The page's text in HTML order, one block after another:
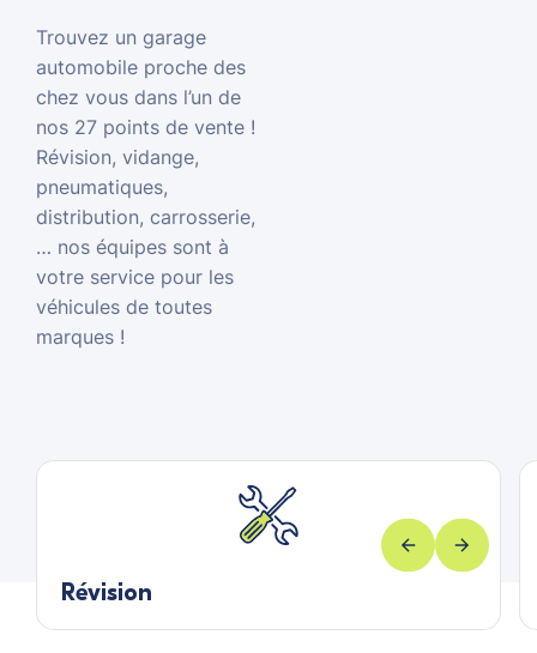
Trouvez un garage
automobile proche des
chez vous dans l’un de
nos 27 points de vente !
Révision, vidange,
pneumatiques,
distribution, carrosserie,
… nos équipes sont à
votre service pour les
véhicules de toutes
marques !
Révision